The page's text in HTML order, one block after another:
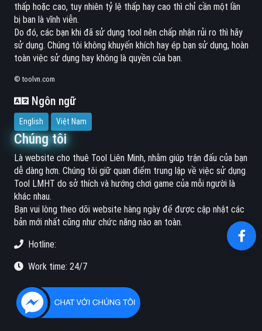
thấp hoặc cao, tuy nhiên tỷ lệ thấp hay cao thì chỉ cần một lần
bị ban là vĩnh viễn.
Do đó, các bạn khi đã sử dụng tool nên chấp nhận rủi ro thì hãy
sử dụng. Chúng tôi không khuyến khích hay ép bạn sử dụng, hoàn
toàn việc sử dụng hay không là quyền của bạn.
© toolvn.com
Ngôn ngữ
English Việt Nam
Chúng tôi
Là website cho thuê Tool Liên Minh, nhằm giúp trận đấu của bạn
dễ dàng hơn. Chúng tôi giữ quan điểm trung lập về việc sử dụng
Tool LMHT do sở thích và hướng chơi game của mỗi người là
khác nhau.
Bạn vui lòng theo dõi website hàng ngày để được cập nhật các
bản mới nhất cũng như chức năng nào an toàn.
Hotline:
Work time: 24/7